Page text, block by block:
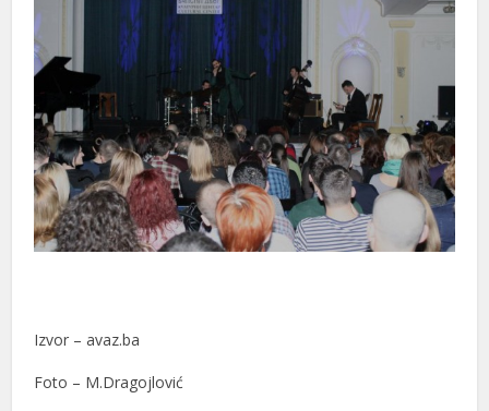
Izvor – avaz.ba
Foto – M.Dragojlović